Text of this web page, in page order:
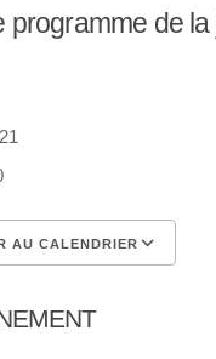
programme de
AU CALENDRIER